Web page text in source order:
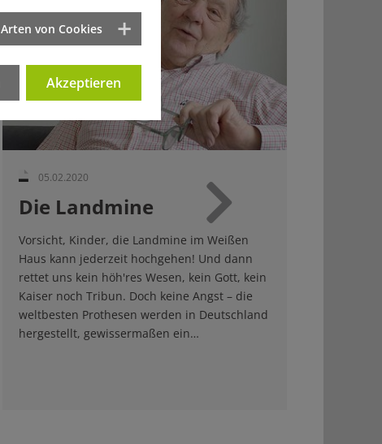
05.02.2020
Die Landmine
Vorsicht, Kinder, die Landmine im Weißen
Haus kann jederzeit hochgehen! Und dann
rettet uns kein höh'res Wesen, kein Gott, kein
Kaiser noch Tribun. Doch keine Angst – die
weltbesten Prothesen werden in Deutschland
hergestellt, gewissermaßen ein…
Weiter
Arten von Cookies
Akzeptieren